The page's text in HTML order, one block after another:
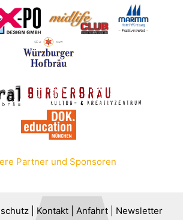
Partner und Sponsoren
Kontakt Anfahrt
Newsletter